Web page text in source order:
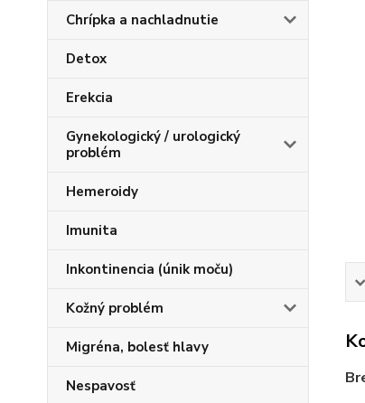
Chrípka a nachladnutie
Detox
Erekcia
Gynekologický / urologický
problém
Hemeroidy
Imunita
Inkontinencia (únik moču)
Kožný problém
Migréna, bolesť hlavy
Nespavosť